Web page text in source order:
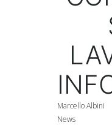
Marcello Albini
News